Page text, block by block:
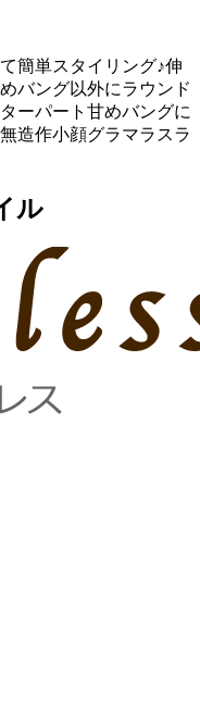
簡単スタイリング♪伸
バング以外にラウンド
ーパート甘めバングに
造作小顔グラマラスラ
ル